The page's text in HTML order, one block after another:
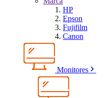
HP
Epson
Fujifilm
Canon
Monitores